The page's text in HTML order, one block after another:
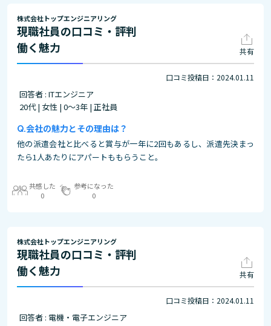
株式会社トップエンジニアリング
現職社員の口コミ・評判
働く魅力
共有
口コミ投稿日：2024.01.11
回答者 : ITエンジニア
20代 | 女性 | 0～3年 | 正社員
会社の魅力とその理由は？
他の派遣会社と比べると賞与が一年に2回もあるし、派遣先決まっ
たら1人あたりにアパートももらうこと。
共感した
0
参考になった
0
株式会社トップエンジニアリング
現職社員の口コミ・評判
働く魅力
共有
口コミ投稿日：2024.01.11
回答者 : 電機・電子エンジニア